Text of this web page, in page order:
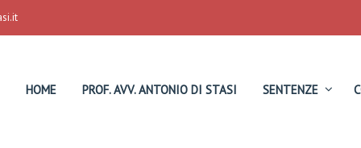
HOME PROF. AVV. ANTONIO DI STASI SENTENZE